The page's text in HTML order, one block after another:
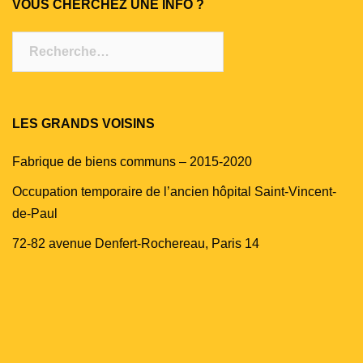
VOUS CHERCHEZ UNE INFO ?
LES GRANDS VOISINS
Fabrique de biens communs – 2015-2020
Occupation temporaire de l’ancien hôpital Saint-Vincent-
de-Paul
72-82 avenue Denfert-Rochereau, Paris 14